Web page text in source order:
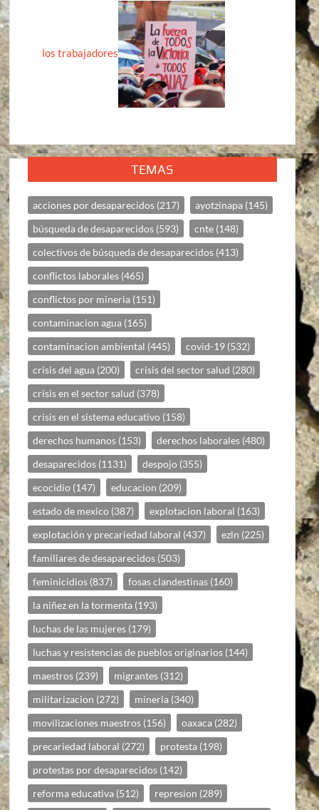
los trabajadores
TEMAS
acciones por desaparecidos (217) ayotzinapa (145)
búsqueda de desaparecidos (593) cnte (148)
colectivos de búsqueda de desaparecidos (413)
conflictos laborales (465)
conflictos por mineria (151)
contaminacion agua (165)
contaminacion ambiental (445) covid-19 (532)
crisis del agua (200) crisis del sector salud (280)
crisis en el sector salud (378)
crisis en el sistema educativo (158)
derechos humanos (153) derechos laborales (480)
desaparecidos (1131) despojo (355)
ecocidio (147) educacion (209)
estado de mexico (387) explotacion laboral (163)
explotación y precariedad laboral (437) ezln (225)
familiares de desaparecidos (503)
feminicidios (837) fosas clandestinas (160)
la niñez en la tormenta (193)
luchas de las mujeres (179)
luchas y resistencias de pueblos originarios (144)
maestros (239) migrantes (312)
militarizacion (272) mineria (340)
movilizaciones maestros (156) oaxaca (282)
precariedad laboral (272) protesta (198)
protestas por desaparecidos (142)
reforma educativa (512) represion (289)